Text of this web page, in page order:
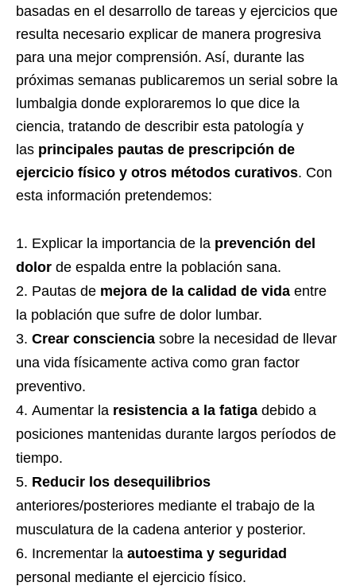
basadas en el desarrollo de tareas y ejercicios que
resulta necesario explicar de manera progresiva
para una mejor comprensión. Así, durante las
próximas semanas publicaremos un serial sobre la
lumbalgia donde exploraremos lo que dice la
ciencia, tratando de describir esta patología y
las principales pautas de prescripción de
ejercicio físico y otros métodos curativos. Con
esta información pretendemos:
Explicar la importancia de la prevención del
dolor de espalda entre la población sana.
Pautas de mejora de la calidad de vida entre
la población que sufre de dolor lumbar.
Crear consciencia sobre la necesidad de llevar
una vida físicamente activa como gran factor
preventivo.
Aumentar la resistencia a la fatiga debido a
posiciones mantenidas durante largos períodos de
tiempo.
Reducir los desequilibrios
anteriores/posteriores mediante el trabajo de la
musculatura de la cadena anterior y posterior.
Incrementar la autoestima y seguridad
personal mediante el ejercicio físico.